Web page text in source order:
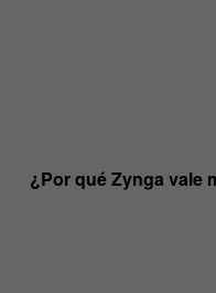
¿Por qué Zynga vale